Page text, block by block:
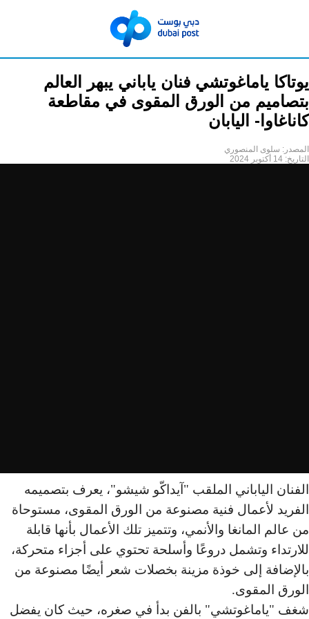
يوتاكا ياماغوتشي فنان ياباني يبهر العالم
بتصاميم من الورق المقوى في مقاطعة
كاناغاوا- اليابان
المصدر: سلوى المنصوري
التاريخ: 14 أكتوبر 2024
الفنان الياباني الملقب "آيداكّو شيشو"، يعرف بتصميمه
الفريد لأعمال فنية مصنوعة من الورق المقوى، مستوحاة
من عالم المانغا والأنمي، وتتميز تلك الأعمال بأنها قابلة
للارتداء وتشمل دروعًا وأسلحة تحتوي على أجزاء متحركة،
بالإضافة إلى خوذة مزينة بخصلات شعر أيضًا مصنوعة من
الورق المقوى.
شغف "ياماغوتشي" بالفن بدأ في صغره، حيث كان يفضل